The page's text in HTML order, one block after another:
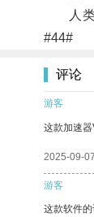
人类
#44#
评论
游客
这款加速
2025-09-07
游客
这款软件的